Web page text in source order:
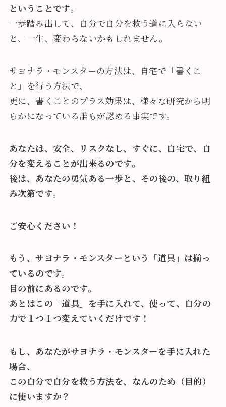
ということです。
一歩踏み出して、自分で自分を救う道に入らない
と、一生、変わらないかもしれません。
サヨナラ・モンスターの方法は、自宅で「書くこ
と」を行う方法で、
更に、書くことのプラス効果は、様々な研究から明
らかになっている誰もが認める事実です。
あなたは、安全、リスクなし、すぐに、自宅で、自
分を変えることが出来るのです。
後は、あなたの勇気ある一歩と、その後の、取り組
み次第です。
ご安心ください！
もう、サヨナラ・モンスターという「道具」は揃っ
ているのです。
目の前にあるのです。
あとはこの「道具」を手に入れて、使って、自分の
力で１つ１つ変えていくだけです！
もし、あなたがサヨナラ・モンスターを手に入れた
場合、
この自分で自分を救う方法を、なんのため（目的）
に使いますか？